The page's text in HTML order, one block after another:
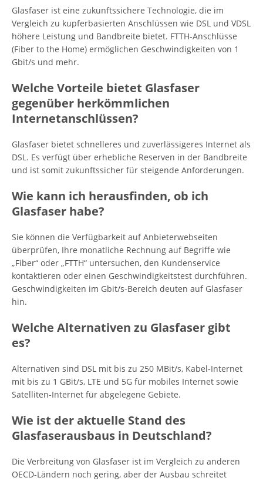
Glasfaser ist eine zukunftssichere Technologie, die im
Vergleich zu kupferbasierten Anschlüssen wie DSL und VDSL
höhere Leistung und Bandbreite bietet. FTTH-Anschlüsse
(Fiber to the Home) ermöglichen Geschwindigkeiten von 1
Gbit/s und mehr.
Welche Vorteile bietet Glasfaser
gegenüber herkömmlichen
Internetanschlüssen?
Glasfaser bietet schnelleres und zuverlässigeres Internet als
DSL. Es verfügt über erhebliche Reserven in der Bandbreite
und ist somit zukunftssicher für steigende Anforderungen.
Wie kann ich herausfinden, ob ich
Glasfaser habe?
Sie können die Verfügbarkeit auf Anbieterwebseiten
überprüfen, Ihre monatliche Rechnung auf Begriffe wie
„Fiber“ oder „FTTH“ untersuchen, den Kundenservice
kontaktieren oder einen Geschwindigkeitstest durchführen.
Geschwindigkeiten im Gbit/s-Bereich deuten auf Glasfaser
hin.
Welche Alternativen zu Glasfaser gibt
es?
Alternativen sind DSL mit bis zu 250 MBit/s, Kabel-Internet
mit bis zu 1 GBit/s, LTE und 5G für mobiles Internet sowie
Satelliten-Internet für abgelegene Gebiete.
Wie ist der aktuelle Stand des
Glasfaserausbaus in Deutschland?
Die Verbreitung von Glasfaser ist im Vergleich zu anderen
OECD-Ländern noch gering, aber der Ausbau schreitet